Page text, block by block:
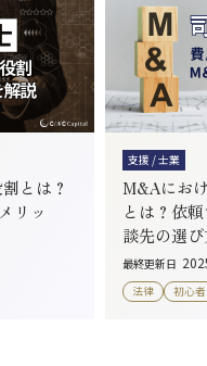
とは？
リッ
支援 / 士業
M&Aにお
とは？依
談先の選
最終更新日
法律 初心